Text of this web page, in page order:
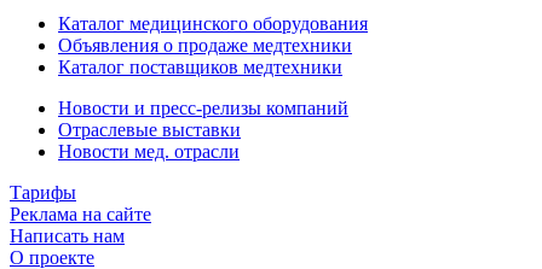
Каталог медицинского оборудования
Объявления о продаже медтехники
Каталог поставщиков медтехники
Новости и пресс-релизы компаний
Отраслевые выставки
Новости мед. отрасли
Тарифы
Реклама на сайте
Написать нам
О проекте